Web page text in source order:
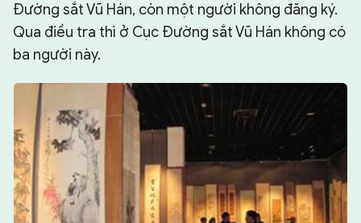
Đường sắt Vũ Hán, còn một người không đăng ký.
Qua điều tra thì ở Cục Đường sắt Vũ Hán không có
ba người này.